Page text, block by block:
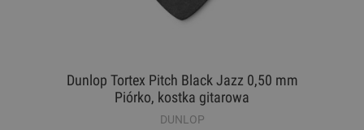
Dunlop Tortex Pitch Black Jazz 0,50 mm
Piórko, kostka gitarowa
DUNLOP